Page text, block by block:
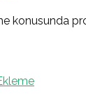
konusunda